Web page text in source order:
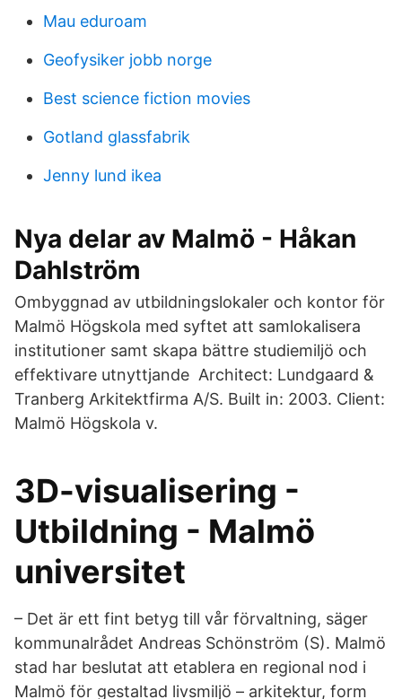
Mau eduroam
Geofysiker jobb norge
Best science fiction movies
Gotland glassfabrik
Jenny lund ikea
Nya delar av Malmö - Håkan
Dahlström
Ombyggnad av utbildningslokaler och kontor för
Malmö Högskola med syftet att samlokalisera
institutioner samt skapa bättre studiemiljö och
effektivare utnyttjande Architect: Lundgaard &
Tranberg Arkitektfirma A/S. Built in: 2003. Client:
Malmö Högskola v.
3D-visualisering -
Utbildning - Malmö
universitet
– Det är ett fint betyg till vår förvaltning, säger
kommunalrådet Andreas Schönström (S). Malmö
stad har beslutat att etablera en regional nod i
Malmö för gestaltad livsmiljö – arkitektur, form